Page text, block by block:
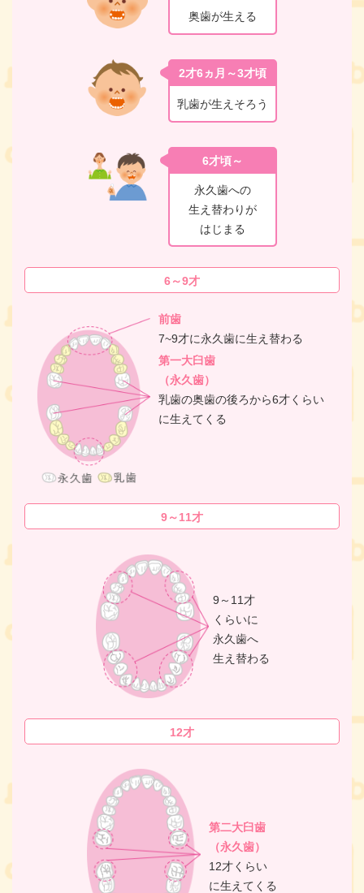
奥歯が生える
2才6ヵ月～3才頃
乳歯が生えそろう
6才頃～
永久歯への
生え替わりが
はじまる
6～9才
前歯
7~9才に永久歯に生え替わる
第一大臼歯
（永久歯）
乳歯の奥歯の後ろから6才くらい
に生えてくる
9～11才
9～11才
くらいに
永久歯へ
生え替わる
12才
第二大臼歯
（永久歯）
12才くらい
に生えてくる